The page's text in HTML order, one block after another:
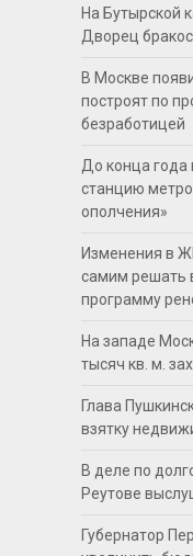
На Бутырской
Дворец
В Москве
построят по
безработицей
До конца года
станцию
ополчения»
Изменения в
самим решать
программу
На западе
тысяч кв. м.
Глава
взятку
В деле по
Реутове
Губернатор